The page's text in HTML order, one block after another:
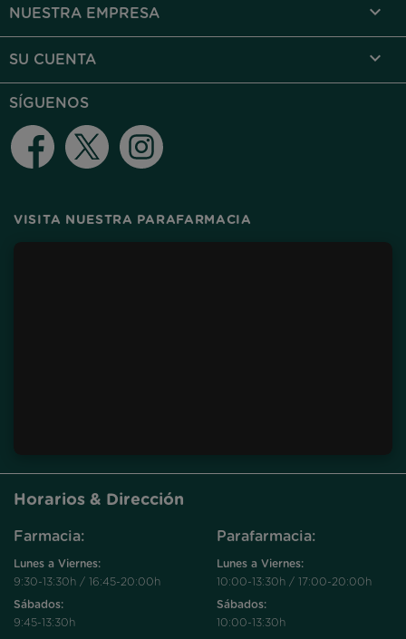
NUESTRA EMPRESA 
SU CUENTA 
SÍGUENOS
Facebook Twitter
VISITA NUESTRA PARAFARMACIA
Horarios & Dirección
Farmacia:
Lunes a Viernes:
9:30-13:30h / 16:45-20:00h
Sábados:
9:45-13:30h
Parafarmacia:
Lunes a Viernes:
10:00-13:30h / 17:00-20:00h
Sábados:
10:00-13:30h